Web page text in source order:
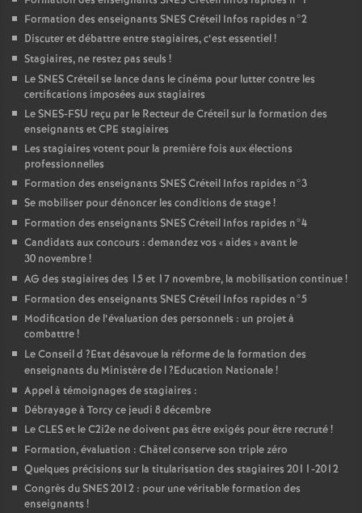
Formation des enseignants SNESCréteil Infos rapides n°2
Discuter et débattre entre stagiaires, c’est essentiel!
Stagiaires, ne restez pas seuls !
LeSNESCréteil se lance dans le cinéma pour lutter contre les
certifications imposées aux stagiaires
LeSNES-FSU reçu par le Recteur de Créteil sur la formation des
enseignants etCPE stagiaires
Les stagiaires votent pour la première fois aux élections
professionnelles
Formation des enseignants SNESCréteil Infos rapides n°3
Se mobiliser pour dénoncer les conditions de stage!
Formation des enseignants SNESCréteil Infos rapides n°4
Candidats aux concours : demandez vos «aides » avant le
30 novembre!
AG des stagiaires des 15 et 17 novembre, la mobilisation continue!
Formation des enseignants SNESCréteil Infos rapides n°5
Modification de l’évaluation des personnels : un projet à
combattre!
Le Conseil d ?Etat désavoue la réforme de la formation des
enseignants du Ministère de l?Education Nationale!
Appel à témoignages de stagiaires :
Débrayage à Torcy ce jeudi 8 décembre
LeCLESet le C2i2e ne doivent pas être exigés pour être recruté!
Formation, évaluation : Châtel conserve son triple zéro
Quelques précisions sur la titularisation des stagiaires 2011-2012
Congrès duSNES2012 : pour une véritable formation des
enseignants !